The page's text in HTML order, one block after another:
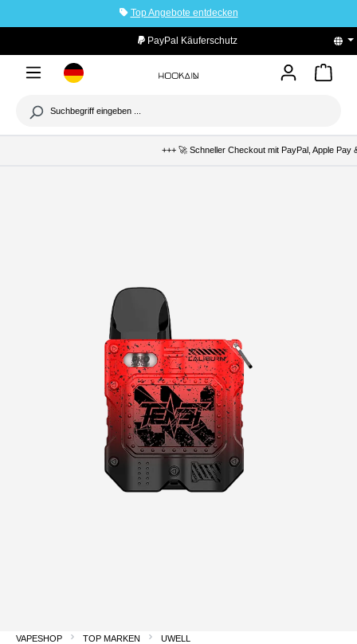
Top Angebote entdecken
PayPal Käuferschutz
+++ 🚀 Schneller Checkout mit PayPal, Apple Pay
VAPESHOP TOP MARKEN UWELL